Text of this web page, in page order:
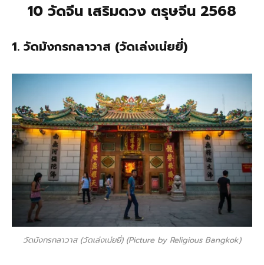
10 วัดจีน เสริมดวง ตรุษจีน 2568
1. วัดมังกรกลาวาส (วัดเล่งเน่ยยี่)
วัดมังกรกลาวาส (วัดเล่งเน่ยยี่) (Picture by Religious Bangkok)